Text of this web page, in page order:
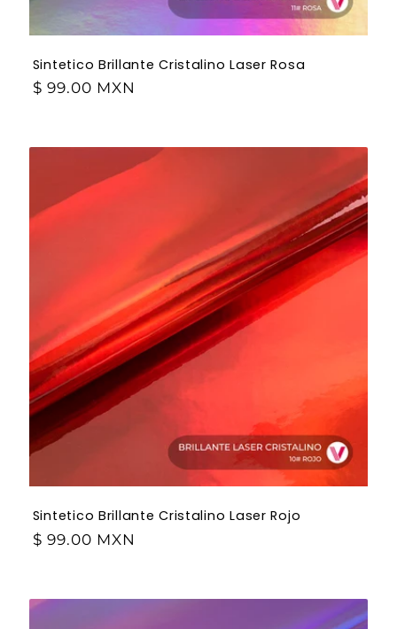
Sintetico Brillante Cristalino Laser Rosa
$ 99.00 MXN
Sintetico Brillante Cristalino Laser Rojo
$ 99.00 MXN